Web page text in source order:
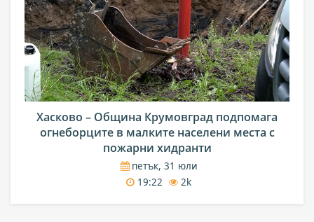
Хасково – Община Крумовград подпомага
огнеборците в малките населени места с
пожарни хидранти
петък, 31 юли
19:22
2k